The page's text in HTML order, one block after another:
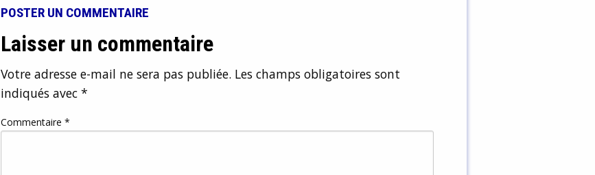
POSTER UN COMMENTAIRE
Laisser un commentaire
Votre adresse e-mail ne sera pas publiée. Les champs obligatoires sont
indiqués avec *
Commentaire *